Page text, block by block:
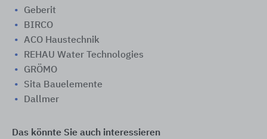
Geberit
BIRCO
ACO Haustechnik
REHAU Water Technologies
GRÖMO
Sita Bauelemente
Dallmer
Das könnte Sie auch interessieren